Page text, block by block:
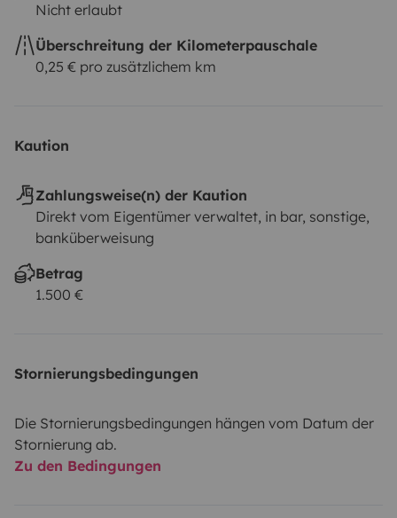
Nicht erlaubt
Überschreitung der Kilometerpauschale
0,25 € pro zusätzlichem km
Kaution
Zahlungsweise(n) der Kaution
Direkt vom Eigentümer verwaltet, in bar, sonstige,
banküberweisung
Betrag
1.500 €
Stornierungsbedingungen
Die Stornierungsbedingungen hängen vom Datum der
Stornierung ab.
Zu den Bedingungen